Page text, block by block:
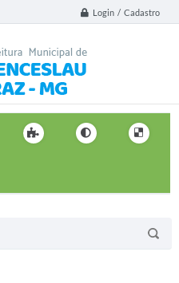
Login / Cadastro